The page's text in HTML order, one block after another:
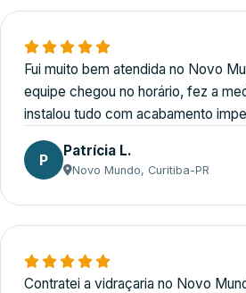
Fui muito bem atendida no Novo
equipe chegou no horário, fez a
instalou tudo com acabamento
P Patrícia L.
Novo Mundo, Curitiba-PR
Contratei a vidraçaria no Novo